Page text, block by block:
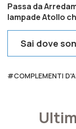
Passa da
lampade Atollo
Sai dove
#COMPLEMENTI